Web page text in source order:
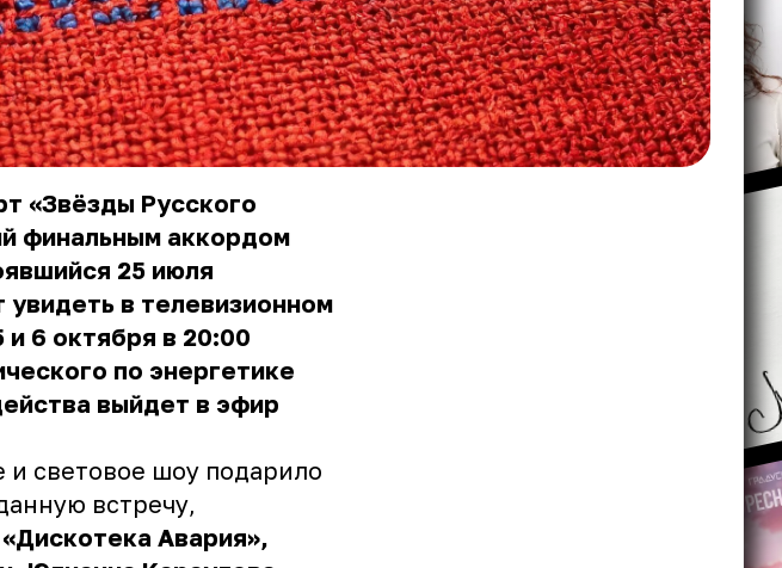
«Звёзды Русского
финальным аккордом
25 июля
в телевизионном
и 6 октября в 20:00
по энергетике
выйдет в эфир
и световое шоу подарило
встречу,
«Дискотека Авария»,